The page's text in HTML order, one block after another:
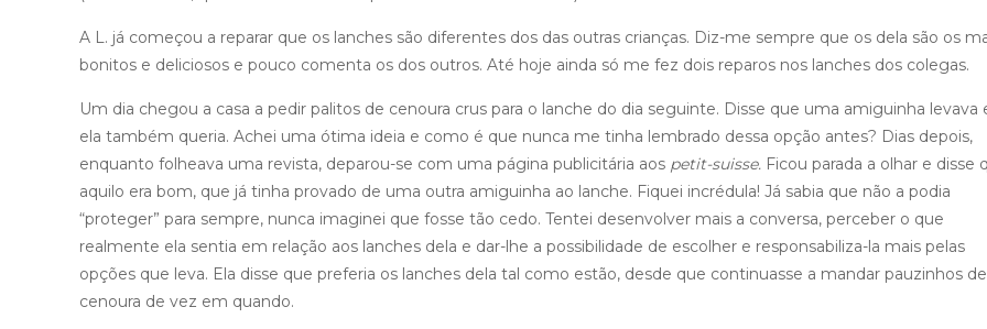
A L. já começou a reparar que os lanches são diferentes dos das outras crianças. Diz-me sempre que os dela são os
bonitos e deliciosos e pouco comenta os dos outros. Até hoje ainda só me fez dois reparos nos lanches dos colegas.
Um dia chegou a casa a pedir palitos de cenoura crus para o lanche do dia seguinte. Disse que uma amiguinha levava
ela também queria. Achei uma ótima ideia e como é que nunca me tinha lembrado dessa opção antes? Dias depois,
enquanto folheava uma revista, deparou-se com uma página publicitária aos petit-suisse. Ficou parada a olhar e disse
aquilo era bom, que já tinha provado de uma outra amiguinha ao lanche. Fiquei incrédula! Já sabia que não a podia
“proteger” para sempre, nunca imaginei que fosse tão cedo. Tentei desenvolver mais a conversa, perceber o que
realmente ela sentia em relação aos lanches dela e dar-lhe a possibilidade de escolher e responsabiliza-la mais pelas
opções que leva. Ela disse que preferia os lanches dela tal como estão, desde que continuasse a mandar pauzinhos de
cenoura de vez em quando.